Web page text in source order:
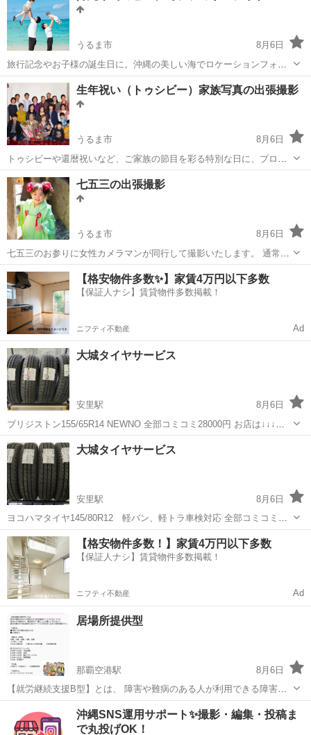
100カット以上...
うるま市
8月6日
旅行記念やお子様の誕生日に。沖縄の美しい海でロケーションフォト
はいかがでしょうか。 お天気が悪いとき、スケジュールに空きがあれ
ば日程変更も可能です。 通常プラン ￥22,000（税込）／1時間 データ
100カット...
沖縄 うるま市 その他 マタニティフォト
生年祝い（トゥシビー）家族写真の出張撮影
うるま市
8月6日
トゥシビーや還暦祝いなど、ご家族の節目を彩る特別な日に、プロの
カメラマンがご希望の場所へ出張し、集合写真を撮影いたします。 大
切なひとときを美しく残し、皆さまの笑顔と絆をカタチにします。 六
切2面アルバム（2ポーズ・...
沖縄 うるま市 その他 出張撮影
七五三の出張撮影
うるま市
8月6日
七五三のお参りに女性カメラマンが同行して撮影いたします。 通常プ
ラン ￥22,000（税込）／1時間 データ100カット以上（データCD＋オ
ンライン納品）・現像プリント5枚（KGサイズ） リピーター様は
￥2,00...
沖縄 うるま市 その他 出張撮影
【格安物件多数✨】家賃4万円以下多数
【保証人ナシ】賃貸物件多数掲載！
ニフティ不動産 Ad
大城タイヤサービス
安里駅
8月6日
ブリジストン155/65R14 NEWNO 全部コミコミ28000円 お店は↓↓↓
https://maps.app.goo.gl/fJvTtmNa5WLv17SV9?g_st=ac
沖縄 島尻郡 安里駅 その他
大城タイヤサービス
安里駅
8月6日
ヨコハマタイヤ145/80R12 軽バン、軽トラ車検対応 全部コミコミ
23000円 お店は↓↓↓ https://maps.app.goo.gl/EKVf5tfwNWPr3GUV7?
g_st=ac
沖縄 島尻郡 安里駅 その他 タイヤ
【格安物件多数！】家賃4万円以下多数
【保証人ナシ】賃貸物件多数掲載！
ニフティ不動産 Ad
居場所提供型
那覇空港駅
8月6日
【就労継続支援B型】とは、 障害や難病のある人が利用できる障害福
祉サービスのひとつです。 体力などの理由から一般企業などで働くこ
とが難しい方に対して、 就労の機会や生産活動を自分のペースで工賃
を貰いながら利用可能です🌿 『...
那覇市 那覇空港駅 その他 就労継続支援
沖縄SNS運用サポート✨撮影・編集・投稿ま
で丸投げOK！